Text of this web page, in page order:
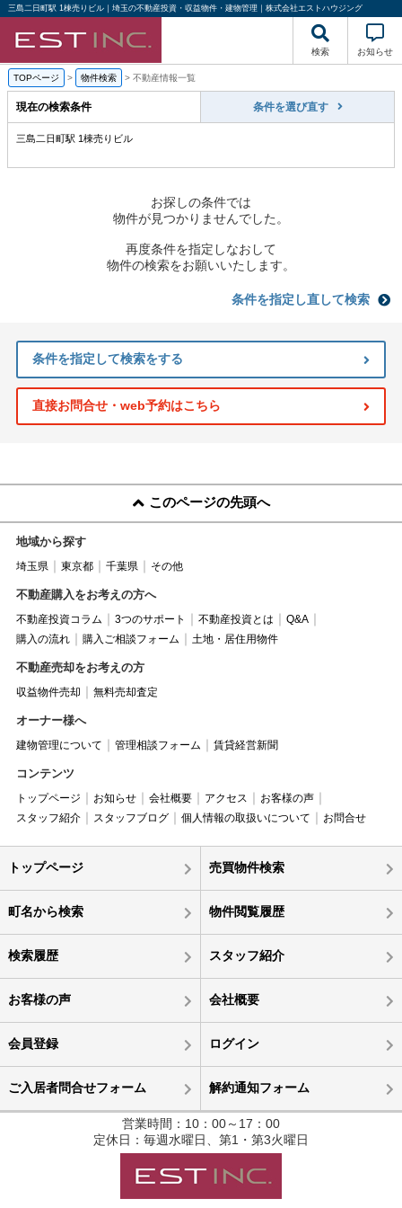
三島二日町駅 1棟売りビル｜埼玉の不動産投資・収益物件・建物管理｜株式会社エストハウジング
検索 お知らせ
TOPページ > 物件検索 > 不動産情報一覧
現在の検索条件 条件を選び直す
三島二日町駅 1棟売りビル
お探しの条件では
物件が見つかりませんでした。
再度条件を指定しなおして
物件の検索をお願いいたします。
条件を指定し直して検索
条件を指定して検索をする
直接お問合せ・web予約はこちら
このページの先頭へ
地域から探す
埼玉県 東京都 千葉県 その他
不動産購入をお考えの方へ
不動産投資コラム 3つのサポート 不動産投資とは
Q&A
購入の流れ
購入ご相談フォーム 土地・居住用物件
不動産売却をお考えの方
収益物件売却 無料売却査定
オーナー様へ
建物管理について 管理相談フォーム 賃貸経営新聞
コンテンツ
トップページ お知らせ 会社概要 アクセス
お客様の声
スタッフ紹介
スタッフブログ 個人情報の取扱いについて お問合せ
トップページ 売買物件検索
町名から検索 物件閲覧履歴
検索履歴 スタッフ紹介
お客様の声 会社概要
会員登録 ログイン
ご入居者問合せフォーム 解約通知フォーム
営業時間：10：00～17：00
定休日：毎週水曜日、第1・第3火曜日